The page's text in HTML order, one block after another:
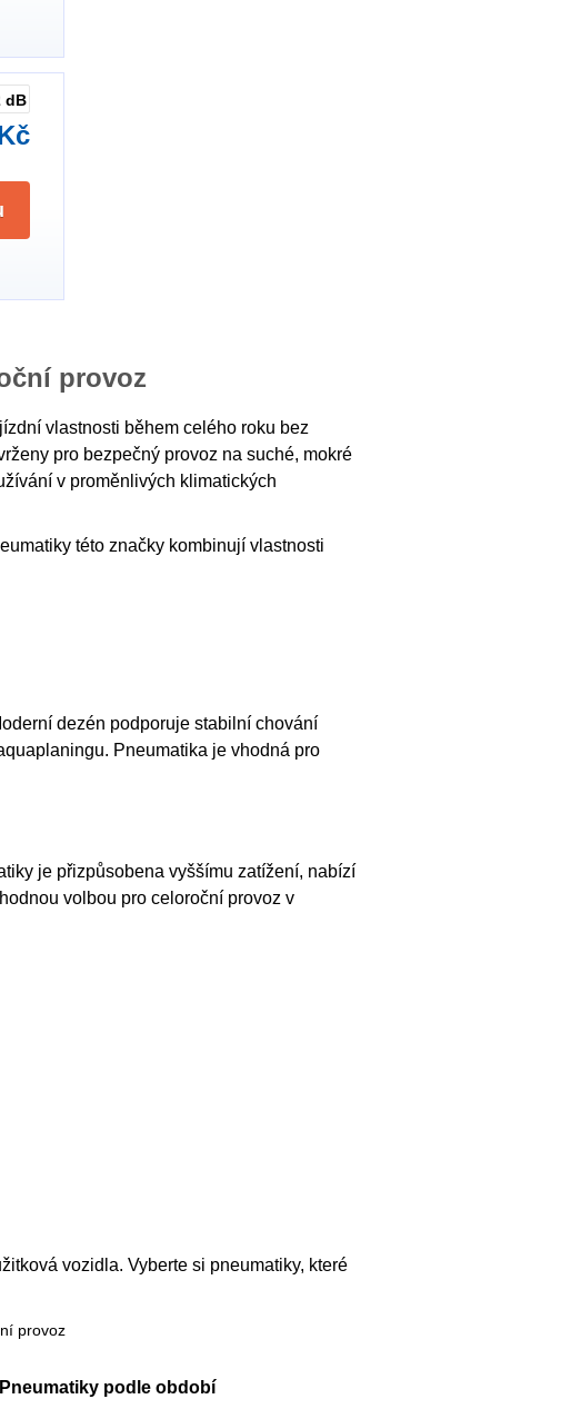
dB
provoz
vlastnosti během celého roku bez
pro bezpečný provoz na suché, mokré
v proměnlivých klimatických
této značky kombinují vlastnosti
dezén podporuje stabilní chování
Pneumatika je vhodná pro
je přizpůsobena vyššímu zatížení, nabízí
volbou pro celoroční provoz v
vozidla. Vyberte si pneumatiky, které
Pneumatiky podle období